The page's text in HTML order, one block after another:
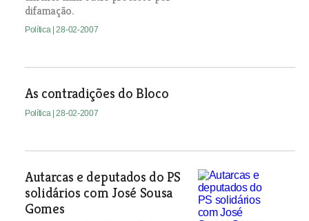
difamação.
Política | 28-02-2007
As contradições do Bloco
Política | 28-02-2007
Autarcas e deputados do PS
solidários com José Sousa
Gomes